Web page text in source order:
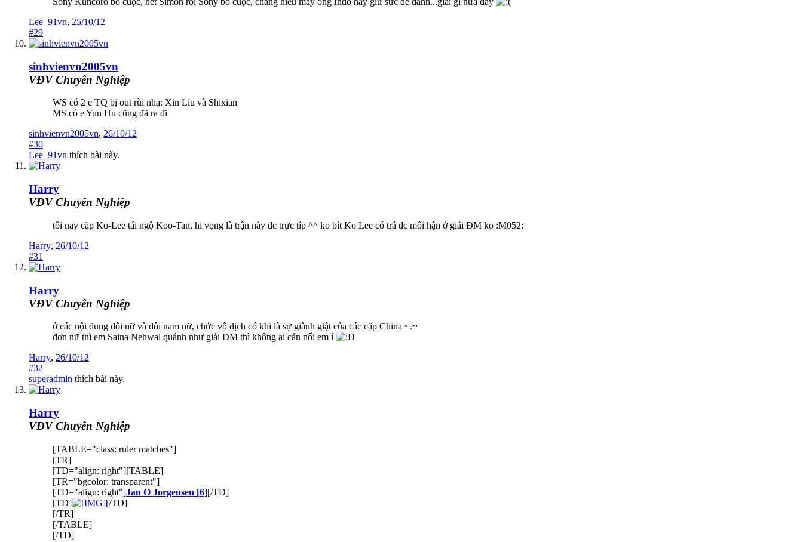
Lee_91vn, 25/10/12
#29
sinhvienvn2005vn
VĐV Chuyên Nghiệp
WS có 2 e TQ bị out rùi nha: Xin Liu và Shixian
MS có e Yun Hu cũng đã ra đi
sinhvienvn2005vn, 26/10/12
#30
Lee_91vn thích bài này.
Harry
VĐV Chuyên Nghiệp
tối nay cặp Ko-Lee tái ngộ Koo-Tan, hi vọng là trận này đc trực típ ^^ ko bít Ko Lee có trả đc mối hận ở giải ĐM ko :M052:
Harry, 26/10/12
#31
Harry
VĐV Chuyên Nghiệp
ở các nội dung đôi nữ và đôi nam nữ, chức vô địch có khi là sự giành giật của các cặp China ~.~
đơn nữ thì em Saina Nehwal quánh như giải ĐM thì không ai cản nổi em í
Harry, 26/10/12
#32
superadmin thích bài này.
Harry
VĐV Chuyên Nghiệp
[TABLE="class: ruler matches"]
[TR]
[TD="align: right"][TABLE]
[TR="bgcolor: transparent"]
[TD="align: right"]Jan O Jorgensen [6][/TD]
[TD]
[/TD]
[/TR]
[/TABLE]
[/TD]